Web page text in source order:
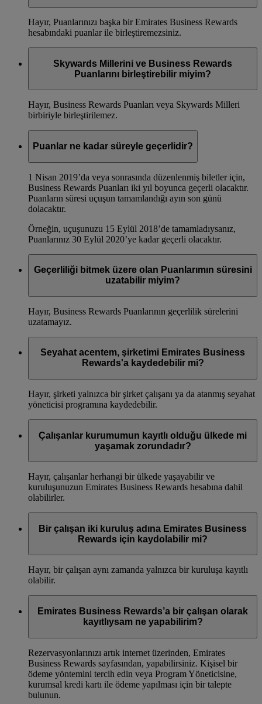
Hayır, Puanlarınızı başka bir Emirates Business Rewards
hesabındaki puanlar ile birleştiremezsiniz.
Skywards Millerini ve Business Rewards
Puanlarını birleştirebilir miyim?
Hayır, Business Rewards Puanları veya Skywards Milleri
birbiriyle birleştirilemez.
Puanlar ne kadar süreyle geçerlidir?
1 Nisan 2019’da veya sonrasında düzenlenmiş biletler için,
Business Rewards Puanları iki yıl boyunca geçerli olacaktır.
Puanların süresi uçuşun tamamlandığı ayın son günü
dolacaktır.
Örneğin, uçuşunuzu 15 Eylül 2018’de tamamladıysanız,
Puanlarınız 30 Eylül 2020’ye kadar geçerli olacaktır.
Geçerliliği bitmek üzere olan Puanlarımın süresini
uzatabilir miyim?
Hayır, Business Rewards Puanlarının geçerlilik sürelerini
uzatamayız.
Seyahat acentem, şirketimi Emirates Business
Rewards'a kaydedebilir mi?
Hayır, şirketi yalnızca bir şirket çalışanı ya da atanmış seyahat
yöneticisi programına kaydedebilir.
Çalışanlar kurumumun kayıtlı olduğu ülkede mi
yaşamak zorundadır?
Hayır, çalışanlar herhangi bir ülkede yaşayabilir ve
kuruluşunuzun Emirates Business Rewards hesabına dahil
olabilirler.
Bir çalışan iki kuruluş adına Emirates Business
Rewards için kaydolabilir mi?
Hayır, bir çalışan aynı zamanda yalnızca bir kuruluşa kayıtlı
olabilir.
Emirates Business Rewards’a bir çalışan olarak
kayıtlıysam ne yapabilirim?
Rezervasyonlarınızı artık internet üzerinden, Emirates
Business Rewards sayfasından, yapabilirsiniz. Kişisel bir
ödeme yöntemini tercih edin veya Program Yöneticisine,
kurumsal kredi kartı ile ödeme yapılması için bir talepte
bulunun.